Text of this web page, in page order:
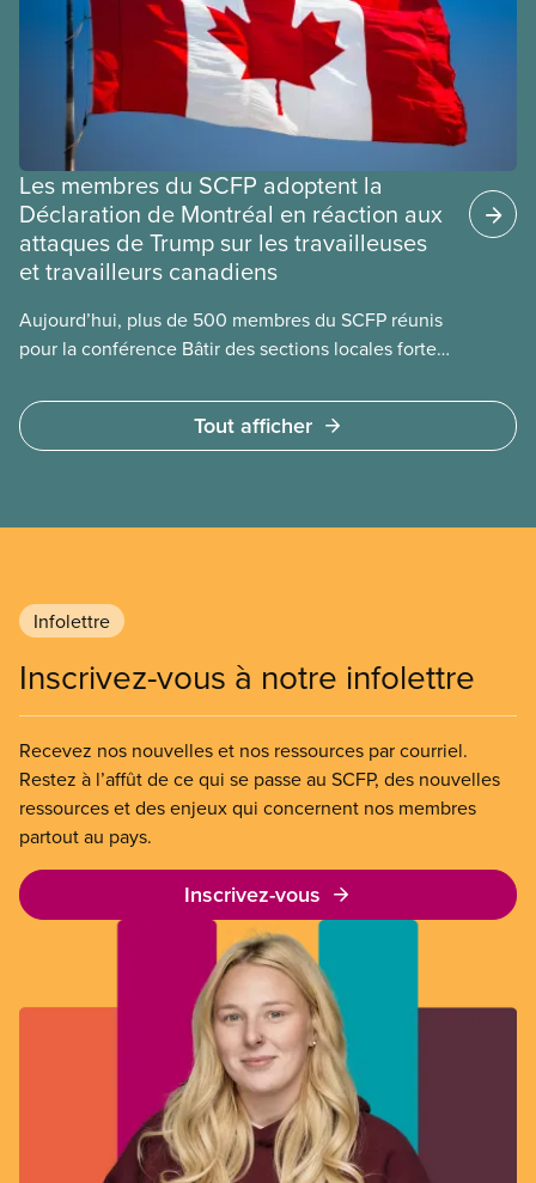
Les membres du SCFP adoptent la
Déclaration de Montréal en réaction aux
attaques de Trump sur les travailleuses
et travailleurs canadiens
Aujourd’hui, plus de 500 membres du SCFP réunis
pour la conférence Bâtir des sections locales fortes
la contribution essentielle du mouvement syndical
à la mise en œuvre de programmes qui nous
et tant d’autres services publics. La déclaration du
provoquée par les attaques de Donald Trump.
Tout afficher
Infolettre
Inscrivez-vous à notre infolettre
Recevez nos nouvelles et nos ressources par courriel.
Restez à l’affût de ce qui se passe au SCFP, des nouvelles
ressources et des enjeux qui concernent nos membres
partout au pays.
Inscrivez-vous